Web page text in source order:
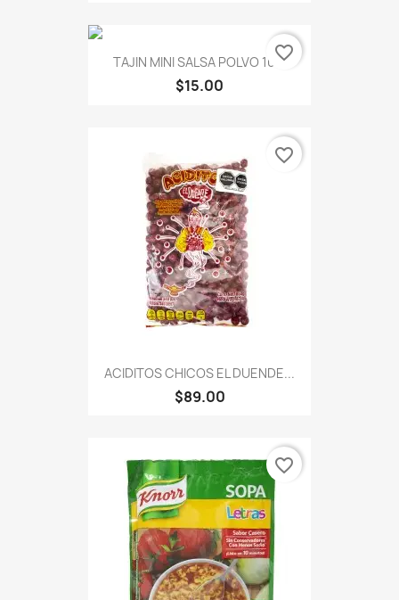
TAJIN MINI SALSA POLVO 10...
$15.00
favorite_border
ACIDITOS CHICOS EL DUENDE...
$89.00
favorite_border
favorite_border